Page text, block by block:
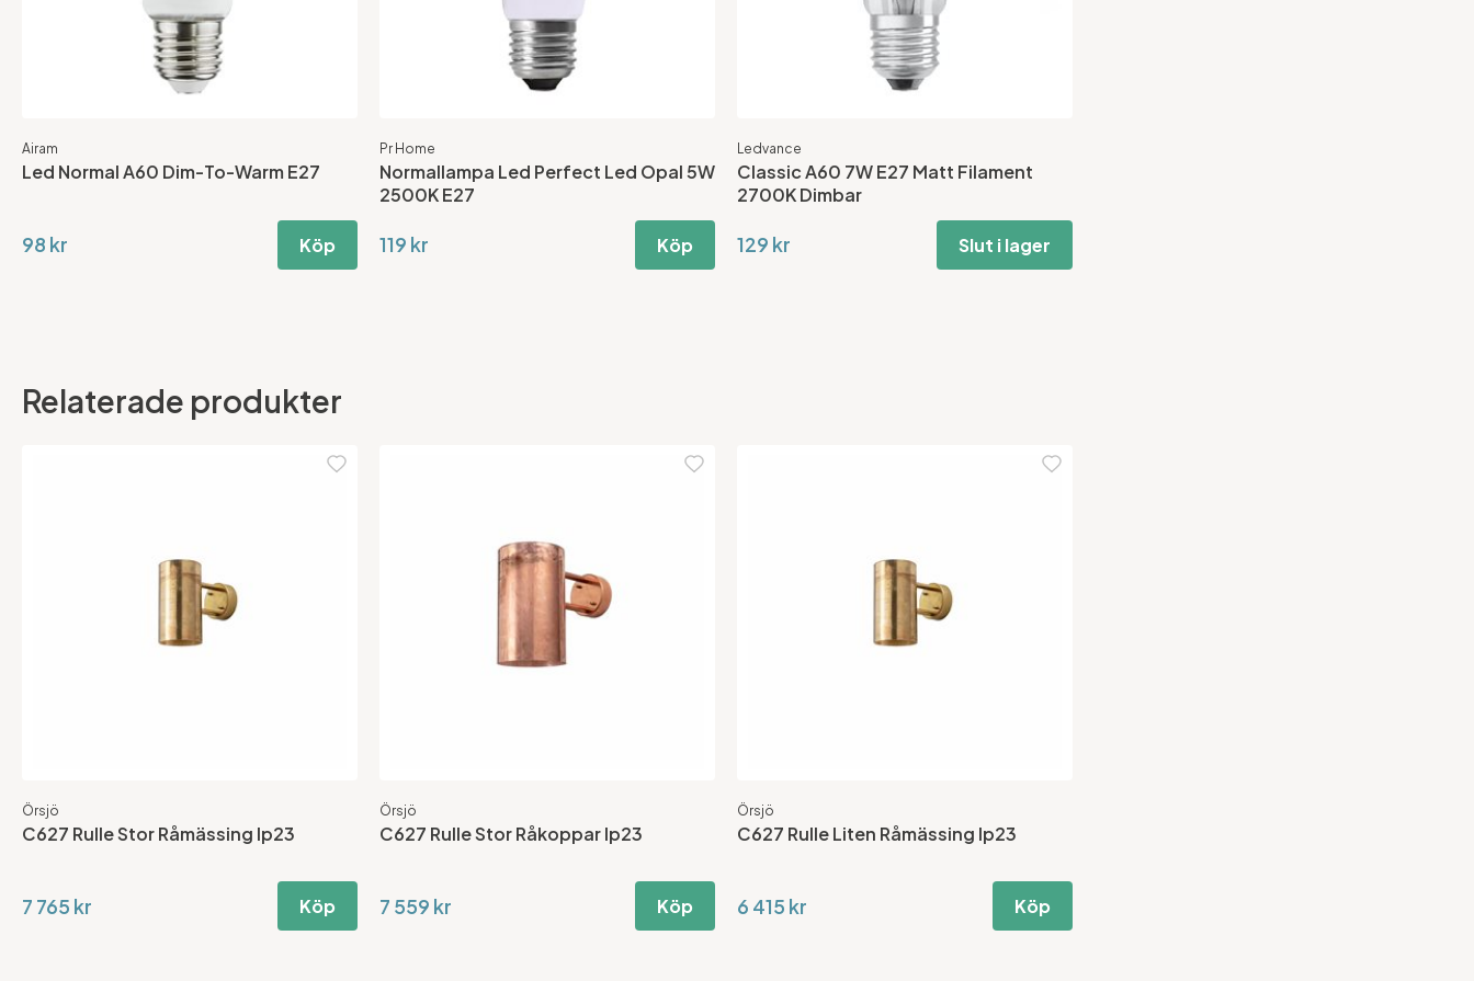
Airam
Led Normal A60 Dim-To-Warm E27
98 kr Köp
Pr Home
Normallampa Led Perfect Led Opal 5W
2500K E27
119 kr Köp
Ledvance
Classic A60 7W E27 Matt Filament
2700K Dimbar
129 kr Slut i lager
Relaterade produkter
Örsjö
C627 Rulle Stor Råmässing Ip23
7 765 kr Köp
Örsjö
C627 Rulle Stor Råkoppar Ip23
7 559 kr Köp
Örsjö
C627 Rulle Liten Råmässing Ip23
6 415 kr Köp